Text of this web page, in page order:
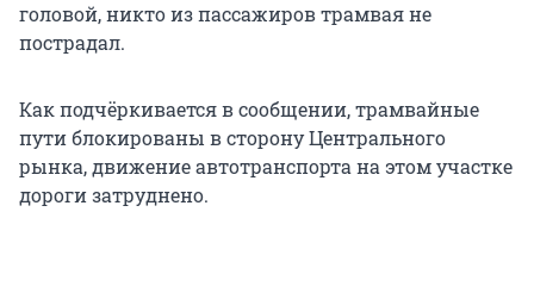
головой, никто из пассажиров трамвая не
пострадал.
Как подчёркивается в сообщении, трамвайные
пути блокированы в сторону Центрального
рынка, движение автотранспорта на этом участке
дороги затруднено.